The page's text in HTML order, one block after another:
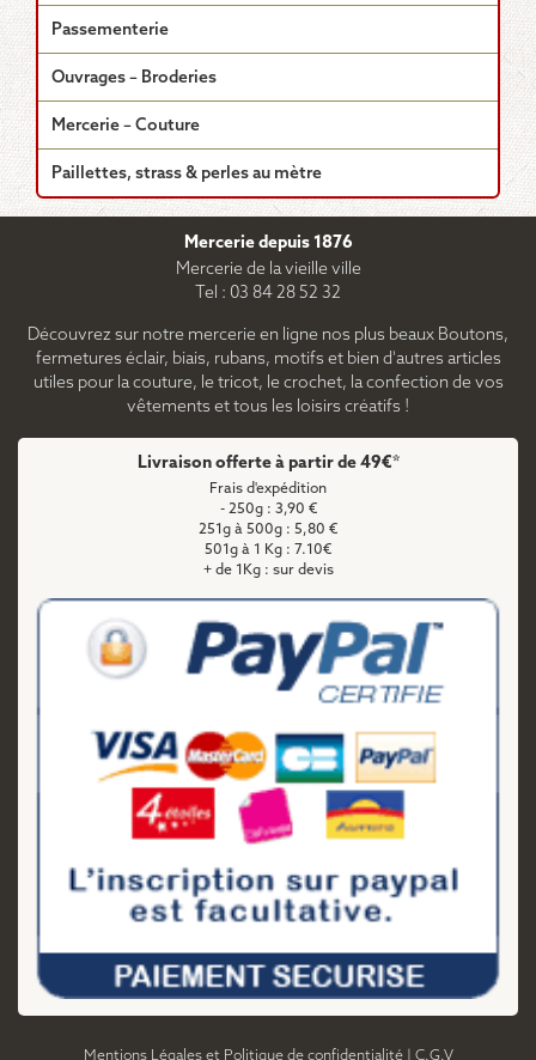
Passementerie
Ouvrages – Broderies
Mercerie – Couture
Paillettes, strass & perles au mètre
Mercerie depuis 1876
Mercerie de la vieille ville
Tel : 03 84 28 52 32
Découvrez sur notre mercerie en ligne nos plus beaux Boutons,
fermetures éclair, biais, rubans, motifs et bien d'autres articles
utiles pour la couture, le tricot, le crochet, la confection de vos
vêtements et tous les loisirs créatifs !
Livraison offerte à partir de 49€*
Frais d'expédition
- 250g : 3,90 €
251g à 500g : 5,80 €
501g à 1 Kg : 7.10€
+ de 1Kg : sur devis
Mentions Légales et Politique de confidentialité| C.G.V